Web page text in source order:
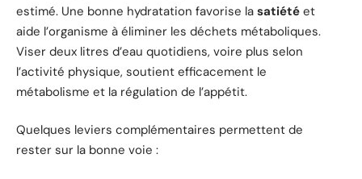
estimé. Une bonne hydratation favorise la satiété et
aide l’organisme à éliminer les déchets métaboliques.
Viser deux litres d’eau quotidiens, voire plus selon
l’activité physique, soutient efficacement le
métabolisme et la régulation de l’appétit.
Quelques leviers complémentaires permettent de
rester sur la bonne voie :